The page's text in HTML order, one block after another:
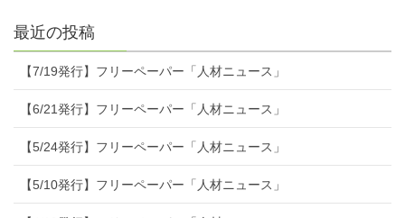
最近の投稿
【7/19発行】フリーペーパー「人材ニュース」
【6/21発行】フリーペーパー「人材ニュース」
【5/24発行】フリーペーパー「人材ニュース」
【5/10発行】フリーペーパー「人材ニュース」